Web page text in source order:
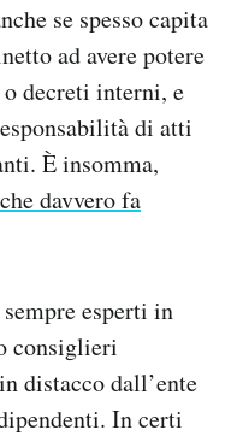
se spesso capita
ad avere potere
decreti interni, e
di atti
È insomma,
davvero fa
esperti in
consiglieri
distacco dall’ente
In certi